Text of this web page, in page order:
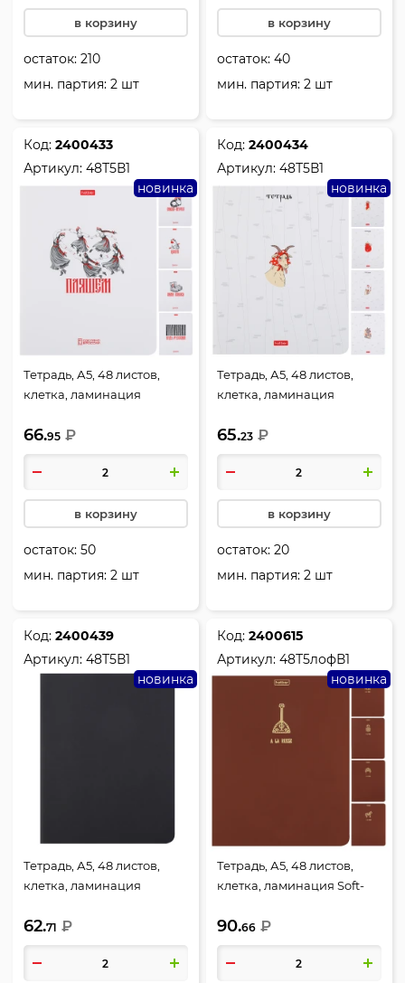
в корзину
остаток:210
мин. партия: 2 шт
в корзину
остаток:40
мин. партия: 2 шт
Код:2400433
Артикул:48Т5В1
новинка
Тетрадь, А5, 48 листов,
клетка, ламинация
Hatber, Атака Титанов,
Приколы по-русски,
48Т5В1
66.95 ₽
в корзину
остаток:50
мин. партия: 2 шт
Код:2400434
Артикул:48Т5В1
новинка
Тетрадь, А5, 48 листов,
клетка, ламинация
Hatber, Атака Титанов,
Русские забавы, 48Т5В1
65.23 ₽
в корзину
остаток:20
мин. партия: 2 шт
Код:2400439
Артикул:48Т5В1
новинка
Тетрадь, А5, 48 листов,
клетка, ламинация
48Т5В1
62.71 ₽
Код:2400615
Артикул:48Т5лофВ1
новинка
Тетрадь, А5, 48 листов,
клетка, ламинация Soft-
фольгой 3D, ассорти 5
видов, Hatber, А-ля Рус,
48Т5лофВ1
90.66 ₽